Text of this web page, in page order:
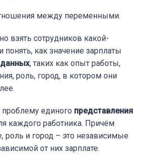
между переменными.
взять сотрудников какой-
понять, как значение зарплаты
данных, таких как опыт работы,
роль, город, в котором они
единого представления
каждого работника. Причём
роль и город – это независимые
от них зарплате.